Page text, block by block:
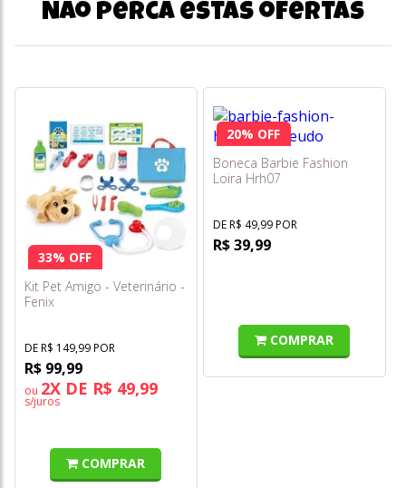
Não perca estas ofertas
33% OFF
Kit Pet Amigo - Veterinário -
Fenix
DE R$ 149,99 POR
R$ 99,99
ou 2X DE R$ 49,99
s/juros
COMPRAR
20% OFF
Boneca Barbie Fashion
Loira Hrh07
DE R$ 49,99 POR
R$ 39,99
COMPRAR